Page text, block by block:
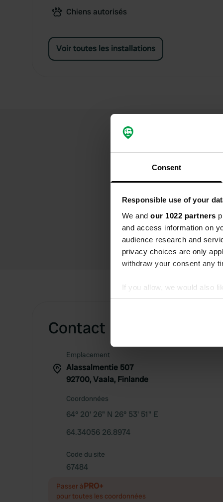
Consent
Responsible use of your
We and our 1022 partners
and access information on
audience research and
privacy choices are only
withdraw your consent any
If you allow, we would also
Collect information
Find out more about how
We use cookies to
information about your use
other information that
Chiens autorisés
Voir toutes les installations
Contact
Emplacement
Alassalmentie 507
92700, Vaala, Finlande
Coordonnées
64° 20' 26" N 26° 53' 51" E
64.34056 26.8974
Code du site
67484
Passer àPRO+
pour toutes les coordonnées